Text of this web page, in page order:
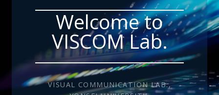
Welcome to
VISCOM Lab.
VISUAL COMMUNICATION LAB.,